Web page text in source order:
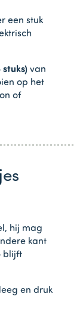
een stuk
van
op het
of
hij mag
kant
blijft
en druk